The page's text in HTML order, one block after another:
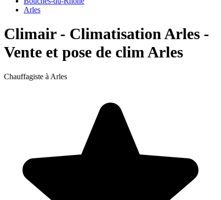
Arles
Climair - Climatisation Arles -
Vente et pose de clim Arles
Chauffagiste à Arles